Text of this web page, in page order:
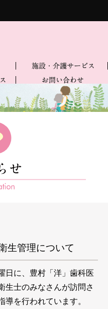
生管理について
日に、豊村「洋」歯科医
生士のみなさんが訪問さ
を行われています。